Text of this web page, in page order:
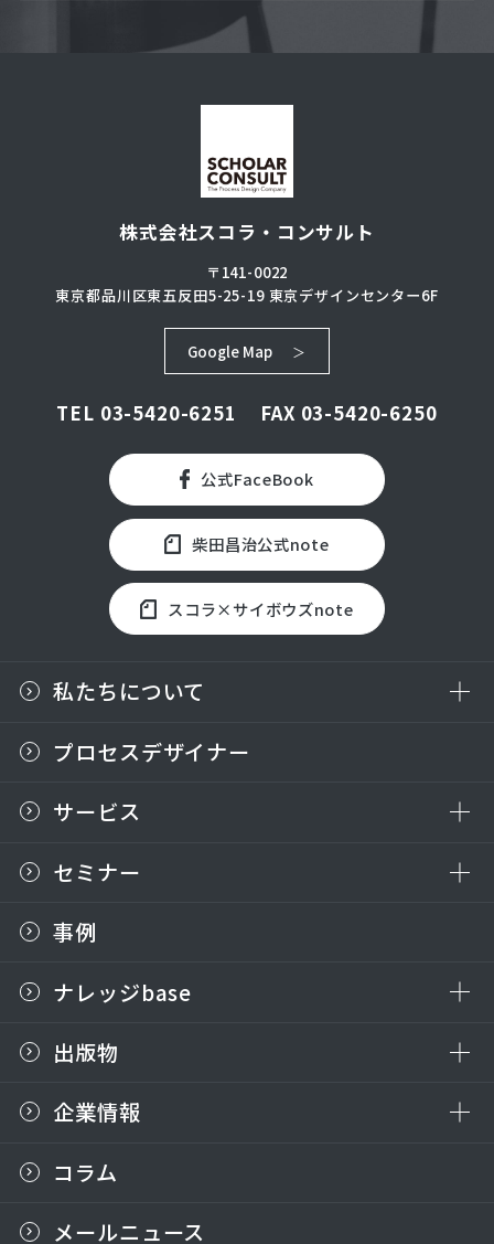
株式会社スコラ・コンサルト
〒141-0022
東京都品川区東五反田5-25-19東京デザインセンター6F
Google Map
TEL 03-5420-6251 FAX 03-5420-6250
公式FaceBook
柴田昌治公式note
スコラ×サイボウズnote
私たちについて
プロセスデザイナー
サービス
セミナー
事例
ナレッジbase
出版物
企業情報
コラム
メールニュース